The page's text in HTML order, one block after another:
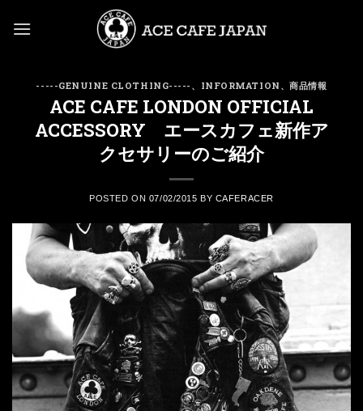
-----GENUINE CLOTHING----- 、 INFORMATION 、商品情報
ACE CAFE LONDON OFFICIAL
ACCESSORY エースカフェ新作ア
クセサリーのご紹介
POSTED ON 07/02/2015 BY CAFERACER